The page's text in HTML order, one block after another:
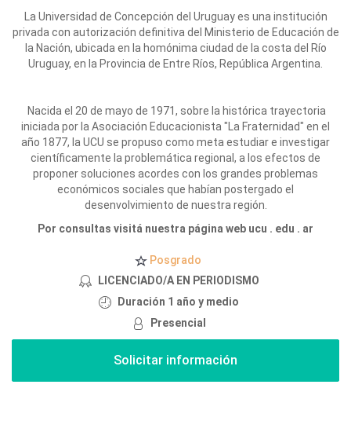
La Universidad de Concepción del Uruguay es una institución
privada con autorización definitiva del Ministerio de Educación de
la Nación, ubicada en la homónima ciudad de la costa del Río
Uruguay, en la Provincia de Entre Ríos, República Argentina.
Nacida el 20 de mayo de 1971, sobre la histórica trayectoria
iniciada por la Asociación Educacionista "La Fraternidad" en el
año 1877, la UCU se propuso como meta estudiar e investigar
científicamente la problemática regional, a los efectos de
proponer soluciones acordes con los grandes problemas
económicos sociales que habían postergado el
desenvolvimiento de nuestra región.
Por consultas visitá nuestra página web ucu . edu . ar
Posgrado
LICENCIADO/A EN PERIODISMO
Duración 1 año y medio
Presencial